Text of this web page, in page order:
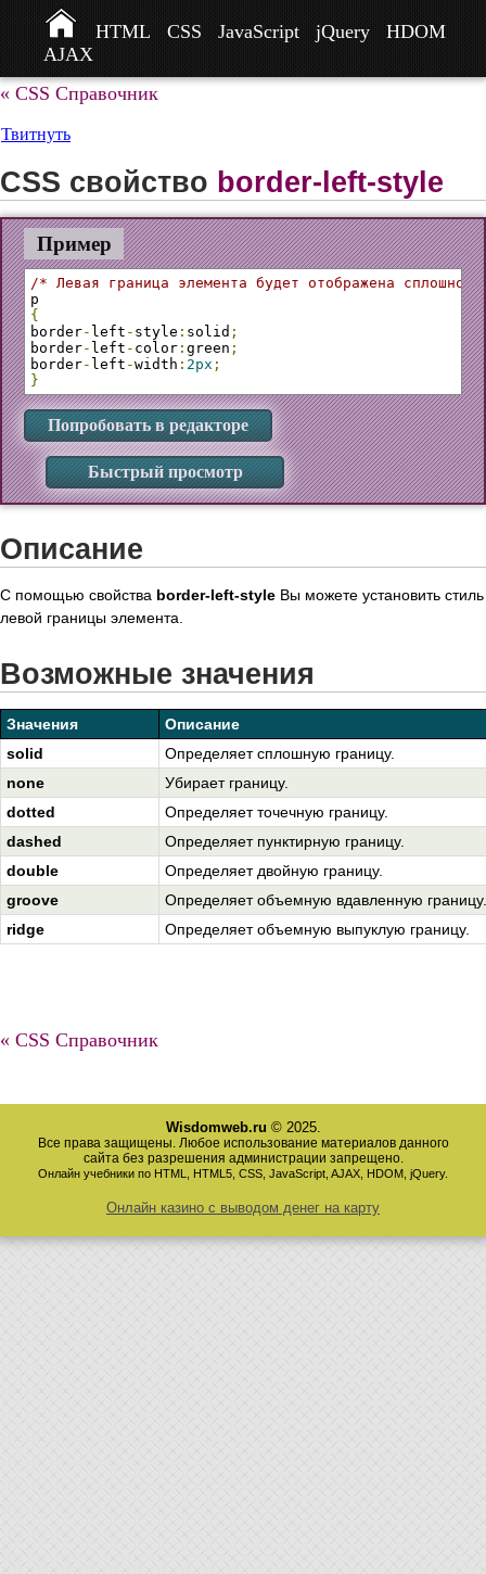
HTML CSS JavaScript jQuery
HDOM
AJAX
« CSS Справочник
Твитнуть
CSS свойство border-left-style
Пример
/* Левая граница элемента будет отображена
{
border- left - style : solid ;
border- left - color : green ;
border- left -width : 2px ;
}
Попробовать в редакторе
Быстрый просмотр
Описание
С помощью свойства border-left-style Вы можете установить стиль
левой границы элемента.
Возможные значения
Значения
Описание
solid
Определяет сплошную границу.
none
Убирает границу.
dotted
Определяет точечную границу.
dashed
Определяет пунктирную границу.
double
Определяет двойную границу.
groove
Определяет объемную вдавленную границу.
ridge
Определяет объемную выпуклую границу.
« CSS Справочник
Wisdomweb.ru © 2025.
Все права защищены. Любое использование материалов данного
сайта без разрешения администрации запрещено.
Онлайн учебники по HTML, HTML5, CSS, JavaScript, AJAX, HDOM, jQuery.
Онлайн казино с выводом денег на карту